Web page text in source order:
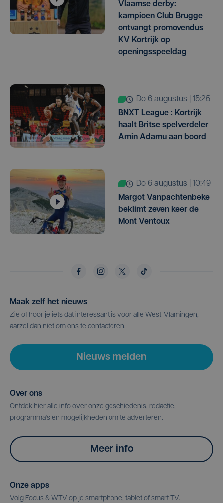
Vlaamse derby:
kampioen Club Brugge
ontvangt promovendus
KV Kortrijk op
openingsspeeldag
do 6 augustus | 15:25
BNXT League : Kortrijk
haalt Britse spelverdeler
Amin Adamu aan boord
do 6 augustus | 10:49
Margot Vanpachtenbeke
beklimt zeven keer de
Mont Ventoux
Maak zelf het nieuws
Zie of hoor je iets dat interessant is voor alle West-Vlamingen,
aarzel dan niet om ons te contacteren.
Nieuws melden
Over ons
Ontdek hier alle info over onze geschiedenis, redactie,
programma's en mogelijkheden om te adverteren.
Meer info
Onze apps
Volg Focus & WTV op je smartphone, tablet of smart TV.